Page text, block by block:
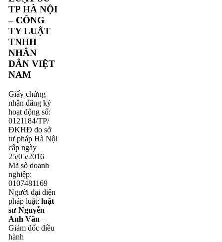
TP HÀ NỘI
– CÔNG
TY LUẬT
TNHH
NHÂN
DÂN VIỆT
NAM
Giấy chứng
nhận đăng ký
hoạt động số:
0121184/TP/
ĐKHĐ do sở
tư pháp Hà Nội
cấp ngày
25/05/2016
Mã số doanh
nghiệp:
0107481169
Người đại diện
pháp luật: luật
sư Nguyễn
Anh Văn –
Giám đốc điều
hành